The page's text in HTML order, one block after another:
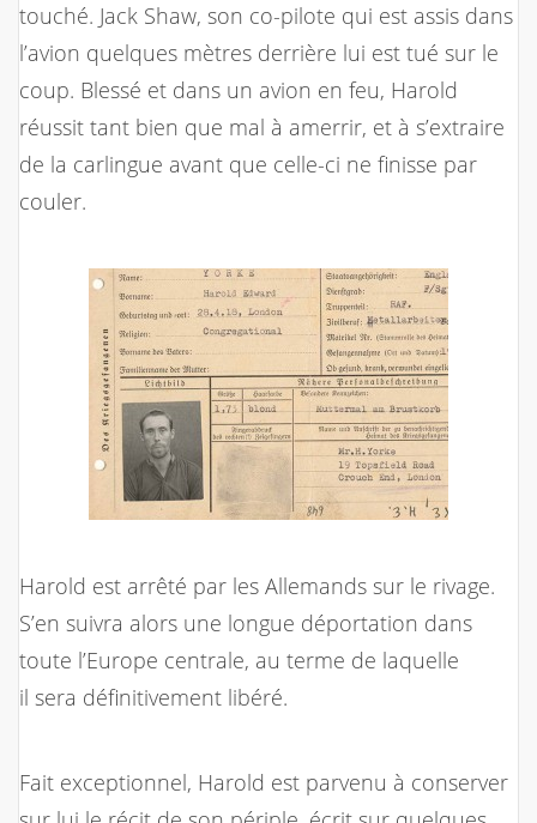
touché. Jack Shaw, son co-pilote qui est assis dans
l’avion quelques mètres derrière lui est tué sur le
coup. Blessé et dans un avion en feu, Harold
réussit tant bien que mal à amerrir, et à s’extraire
de la carlingue avant que celle-ci ne finisse par
couler.
Harold est arrêté par les Allemands sur le rivage.
S’en suivra alors une longue déportation dans
toute l’Europe centrale, au terme de laquelle
il sera définitivement libéré.
Fait exceptionnel, Harold est parvenu à conserver